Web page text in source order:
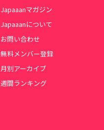
Japaaanマガジン
Japaaanについて
お問い合わせ
無料メンバー登録
月別アーカイブ
週間ランキング